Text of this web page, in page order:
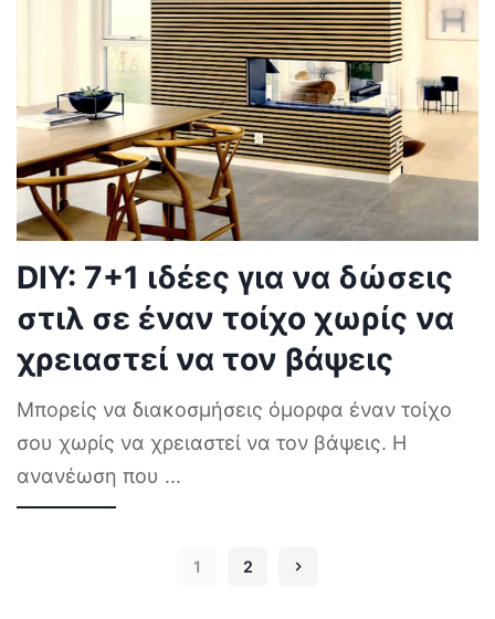
DIY: 7+1 ιδέες για να δώσεις
στιλ σε έναν τοίχο χωρίς να
χρειαστεί να τον βάψεις
Μπορείς να διακοσμήσεις όμορφα έναν τοίχο
σου χωρίς να χρειαστεί να τον βάψεις. Η
ανανέωση που ...
1 2